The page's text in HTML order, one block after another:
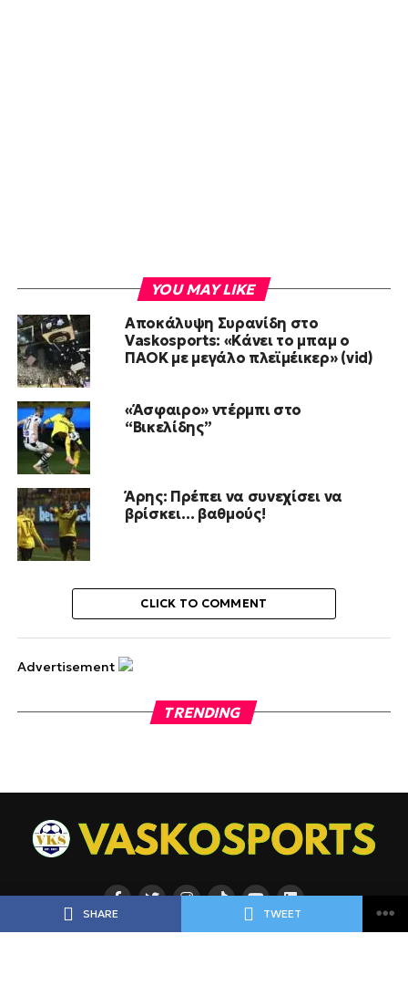
SHARE TWEET
YOU MAY LIKE
Αποκάλυψη Συρανίδη στο
Vaskosports: «Κάνει το μπαμ ο
ΠΑΟΚ με μεγάλο πλεϊμέικερ» (vid)
«Άσφαιρο» ντέρμπι στο
“Βικελίδης”
Άρης: Πρέπει να συνεχίσει να
βρίσκει… βαθμούς!
CLICK TO COMMENT
Advertisement
TRENDING